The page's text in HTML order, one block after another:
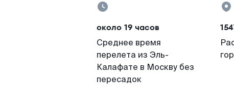
около 19 часов
Среднее время
перелета из Эль-
Калафате в Москву без
пересадок